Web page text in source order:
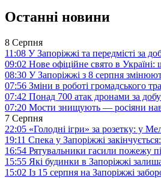
Останні новини
8 Серпня
11:08 У Запоріжжі та передмісті за
09:02 Нове офіційне свято в
08:30 У Запоріжжі з 8 серпня
07:56 Зміни в роботі громадського
07:42 Понад 700 атак дронами за
07:20 Мости знищують — росіяни
7 Серпня
22:05 «Голодні ігри» за розетку: у
19:11 Спека у Запоріжжі
16:54 Рятувальники гасили пожежу
15:55 Які будинки в Запоріжжі
15:02 Із 15 серпня на Запоріжжі